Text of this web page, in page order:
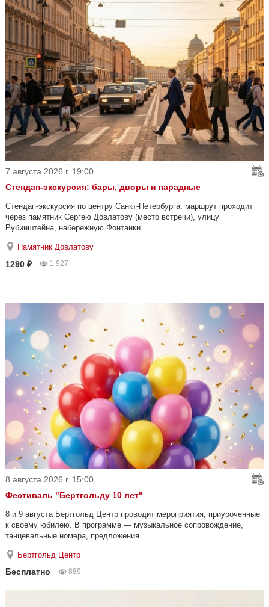
7 августа 2026 г. 19:00
Стендап-экскурсия: бары, дворы и парадные
Стендап-экскурсия по центру Санкт-Петербурга: маршрут проходит
через памятник Сергею Довлатову (место встречи), улицу
Рубинштейна, набережную Фонтанки...
Памятник Довлатову
1290 ₽ 1 927
8 августа 2026 г. 15:00
Фестиваль "Бертгольду 10 лет"
8 и 9 августа Бертгольд Центр проводит мероприятия, приуроченные
к своему юбилею. В программе — музыкальное сопровождение,
танцевальные номера, предложения...
Бертгольд Центр
Бесплатно 889